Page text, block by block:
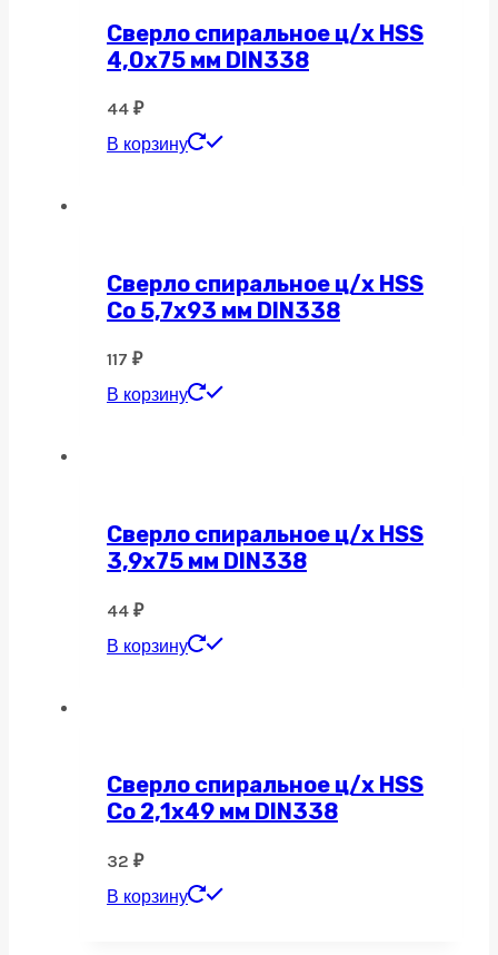
Сверло спиральное ц/х HSS
4,0х75 мм DIN338
44 ₽
В корзину
Сверло спиральное ц/х HSS
Co 5,7х93 мм DIN338
117 ₽
В корзину
Сверло спиральное ц/х HSS
3,9х75 мм DIN338
44 ₽
В корзину
Сверло спиральное ц/х HSS
Co 2,1х49 мм DIN338
32 ₽
В корзину